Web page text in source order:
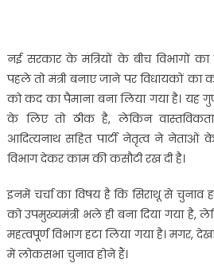
नई सरकार के मंत्रियों के बीच विभागों का
पहले तो मंत्री बनाए जाने पर विधायकों का
को कद का पैमाना बना लिया गया है। यह
के लिए तो ठीक है, लेकिन
आदित्यनाथ सहित पार्टी नेतृत्व ने
विभाग देकर काम की कसौटी रख दी है।
इनमें चर्चा का विषय है कि सिराथू से चुनाव
को उपमुख्यमंत्री भले ही बना दिया गया है,
महत्वपूर्ण विभाग हटा लिया गया है। मगर,
में लोकसभा चुनाव होने हैं।